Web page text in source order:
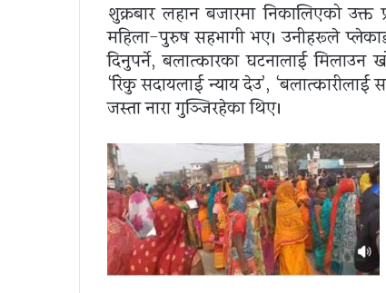
शुक्रबार लहान बजारमा निकालिएको उक्त
महिला-पुरुष सहभागी भए। उनीहरूले
दिनुपर्ने, बलात्कारका घटनालाई मिलाउन
‘रिंकु सदायलाई न्याय देउ’, ‘बलात्कारीलाई
जस्ता नारा गुञ्जिरहेका थिए।